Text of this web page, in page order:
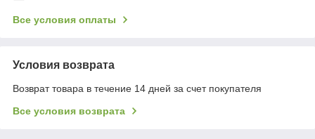
Все условия оплаты
Условия возврата
Возврат товара в течение 14 дней за счет покупателя
Все условия возврата